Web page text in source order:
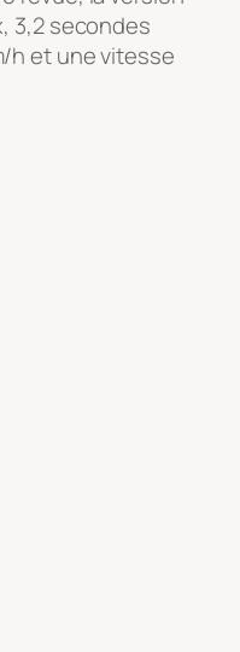
3,2 secondes
h et une vitesse